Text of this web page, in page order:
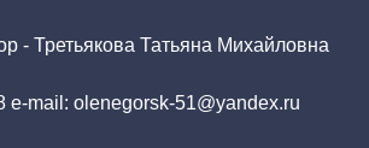
- Третьякова Татьяна Михайловна
e-mail: olenegorsk-51@yandex.ru